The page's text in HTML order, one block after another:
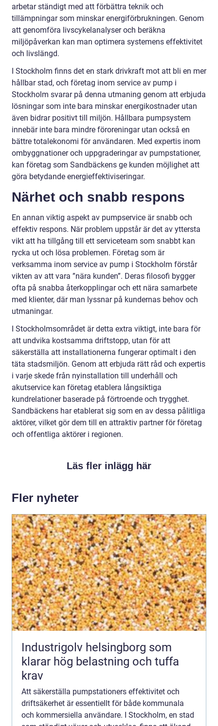
arbetar ständigt med att förbättra teknik och
tillämpningar som minskar energiförbrukningen. Genom
att genomföra livscykelanalyser och beräkna
miljöpåverkan kan man optimera systemens effektivitet
och livslängd.
I Stockholm finns det en stark drivkraft mot att bli en mer
hållbar stad, och företag inom service av pump i
Stockholm svarar på denna utmaning genom att erbjuda
lösningar som inte bara minskar energikostnader utan
även bidrar positivt till miljön. Hållbara pumpsystem
innebär inte bara mindre föroreningar utan också en
bättre totalekonomi för användaren. Med expertis inom
ombyggnationer och uppgraderingar av pumpstationer,
kan företag som Sandbäckens ge kunden möjlighet att
göra betydande energieffektiviseringar.
Närhet och snabb respons
En annan viktig aspekt av pumpservice är snabb och
effektiv respons. När problem uppstår är det av yttersta
vikt att ha tillgång till ett serviceteam som snabbt kan
rycka ut och lösa problemen. Företag som är
verksamma inom service av pump i Stockholm förstår
vikten av att vara ”nära kunden”. Deras filosofi bygger
ofta på snabba återkopplingar och ett nära samarbete
med klienter, där man lyssnar på kundernas behov och
utmaningar.
I Stockholmsområdet är detta extra viktigt, inte bara för
att undvika kostsamma driftstopp, utan för att
säkerställa att installationerna fungerar optimalt i den
täta stadsmiljön. Genom att erbjuda rätt råd och expertis
i varje skede från nyinstallation till underhåll och
akutservice kan företag etablera långsiktiga
kundrelationer baserade på förtroende och trygghet.
Sandbäckens har etablerat sig som en av dessa pålitliga
aktörer, vilket gör dem till en attraktiv partner för företag
och offentliga aktörer i regionen.
Läs fler inlägg här
Fler nyheter
Industrigolv helsingborg som
klarar hög belastning och tuffa
krav
Att säkerställa pumpstationers effektivitet och
driftsäkerhet är essentiellt för både kommunala
och kommersiella användare. I Stockholm, en stad